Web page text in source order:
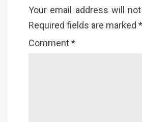
Your email address will
Required fields are marked *
Comment*